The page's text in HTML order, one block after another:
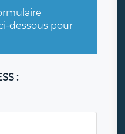
dessous pour
: